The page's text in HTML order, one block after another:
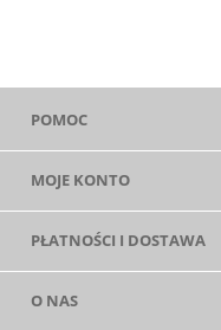
POMOC
MOJE KONTO
PŁATNOŚCI I DOSTAWA
O NAS